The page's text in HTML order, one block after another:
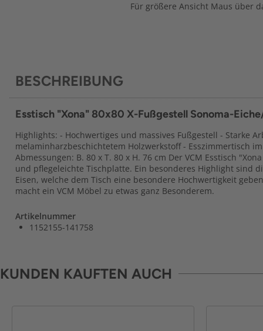
Für größere Ansicht Maus über
BESCHREIBUNG
Esstisch "Xona" 80x80 X-Fußgestell Sonoma-
Highlights: - Hochwertiges und massives Fußgestell - Starke
melaminharzbeschichtetem Holzwerkstoff - Esszimmertisch
Abmessungen: B. 80 x T. 80 x H. 76 cm Der VCM Esstisch
und pflegeleichte Tischplatte. Ein besonderes Highlight sind
Eisen, welche dem Tisch eine besondere Hochwertigkeit
macht ein VCM Möbel zu etwas ganz Besonderem.
Artikelnummer
1152155-141758
KUNDEN KAUFTEN AUCH